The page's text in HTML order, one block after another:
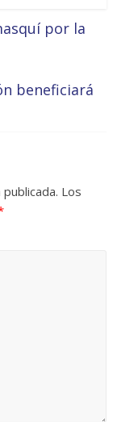
por la
beneficiará
Los